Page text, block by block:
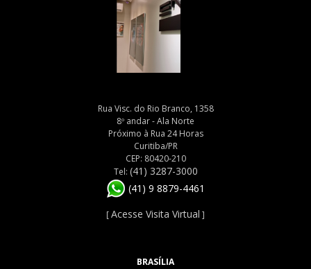
Rua Visc. do Rio Branco, 1358
8º andar - Ala Norte
Próximo à Rua 24 Horas
Curitiba/PR
CEP: 80420-210
Tel: (41) 3287-3000
(41) 9 8879-4461
[Acesse Visita Virtual ]
BRASÍLIA